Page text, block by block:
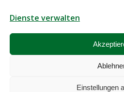
Dienste verwalten
Einstellungen
Kalibrierservice, Sprühnebel-
Sämtliche Angebote der A. Rauch GmbH
usw. aus Österreich, Deutschland und
Anfrage).
Alle Preisangaben zzgl. MwSt.